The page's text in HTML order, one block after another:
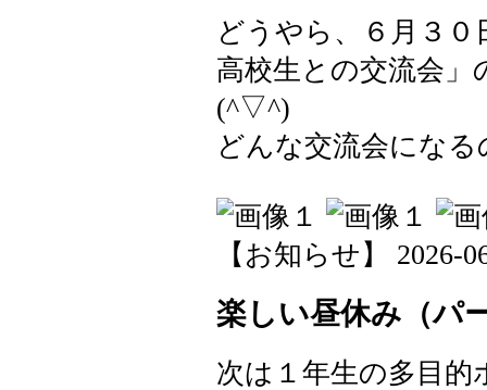
どうやら、６月３
高校生との交流会
(^▽^)
どんな交流会にな
【お知らせ】 2026-
楽しい昼休み（パ
次は１年生の多目